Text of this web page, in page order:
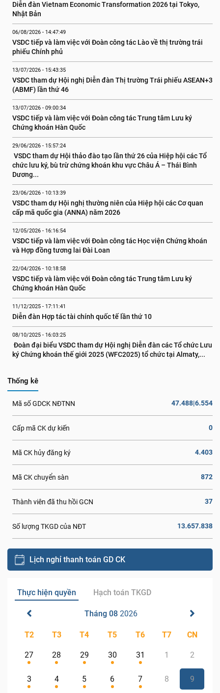
Diễn đàn Vietnam Economic Transformation 2026 tại Tokyo,
Nhật Bản
06/08/2026 - 14:47:49
VSDC tiếp và làm việc với Đoàn công tác Lào về thị trường trái
phiếu Chính phủ
13/07/2026 - 15:43:35
VSDC tham dự Hội nghị Diễn đàn Thị trường Trái phiếu ASEAN+3
(ABMF) lần thứ 46
13/07/2026 - 09:00:34
VSDC tiếp và làm việc với Đoàn công tác Trung tâm Lưu ký
Chứng khoán Hàn Quốc
29/06/2026 - 15:57:24
VSDC tham dự Hội thảo đào tạo lần thứ 26 của Hiệp hội các Tổ
chức lưu ký, bù trừ chứng khoán khu vực Châu Á – Thái Bình
Dương...
23/06/2026 - 10:13:39
VSDC tham dự Hội nghị thường niên của Hiệp hội các Cơ quan
cấp mã quốc gia (ANNA) năm 2026
12/05/2026 - 16:16:54
VSDC tiếp và làm việc với Đoàn công tác Học viện Chứng khoán
và Hợp đồng tương lai Đài Loan
22/04/2026 - 10:18:58
VSDC tiếp và làm việc với Đoàn công tác Trung tâm Lưu ký
Chứng khoán Hàn Quốc
11/12/2025 - 17:11:41
Diễn đàn Hợp tác tài chính quốc tế lần thứ 10
08/10/2025 - 16:03:25
Đoàn đại biểu VSDC tham dự Hội nghị Diễn đàn các Tổ chức Lưu
ký Chứng khoán thế giới 2025 (WFC2025) tổ chức tại Almaty,...
Thống kê
Mã số GDCK NĐTNN 47.488|6.554
Cấp mã CK dự kiến 0
Mã CK hủy đăng ký 4.403
Mã CK chuyển sàn 872
Thành viên đã thu hồi GCN 37
Số lượng TKGD của NĐT 13.657.838
Lịch nghỉ thanh toán GD CK
Thực hiện quyền Hạch toán TKGD
Tháng 08 2026
T2 T3 T4 T5 T6 T7 CN
27 28 29 30 31 1 2
3 4 5 6 7 8 9